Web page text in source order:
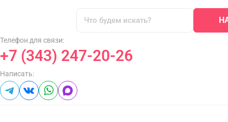
Телефон для связи:
+7 (343) 247-20-26
Написать: